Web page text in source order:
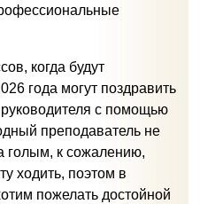
когда будут
года могут поздравить
с помощью
преподаватель не
голым, к сожалению,
ходить, поэтом в
пожелать достойной